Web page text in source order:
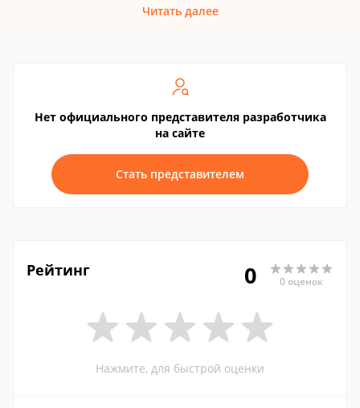
Читать далее
Нет официального представителя разработчика
на сайте
Стать представителем
Рейтинг 0 0 оценок
Нажмите, для быстрой оценки